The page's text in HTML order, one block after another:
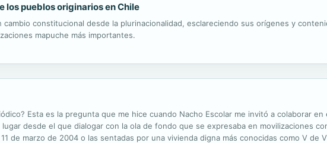
los pueblos originarios en Chile
constitucional desde la plurinacionalidad, esclareciendo sus orígenes y
mapuche más importantes.
Esta es la pregunta que me hice cuando Nacho Escolar me invitó a colaborar en
desde el que dialogar con la ola de fondo que se expresaba en movilizaciones
de marzo de 2004 o las sentadas por una vivienda digna más conocidas como V de